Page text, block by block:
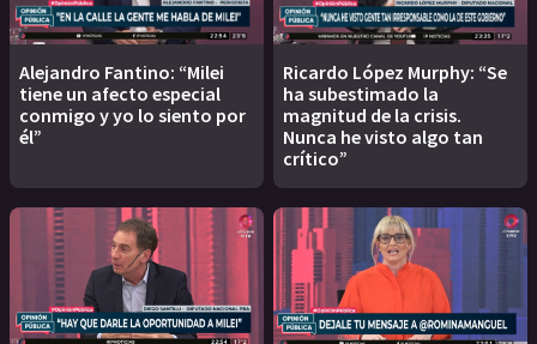
Alejandro Fantino: “Milei
tiene un afecto especial
conmigo y yo lo siento por
él”
Ricardo López Murphy: “Se
ha subestimado la
magnitud de la crisis.
Nunca he visto algo tan
crítico”